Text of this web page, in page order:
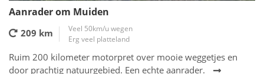
Aanrader om Muiden
209 km
Veel 50km/u wegen
Erg veel platteland
Ruim 200 kilometer motorpret over mooie weggetjes en
door prachtig natuurgebied. Een echte aanrader.